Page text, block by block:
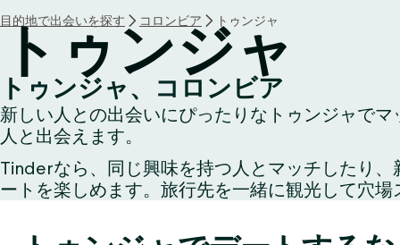
ホ
ム
ー
ジ
目的地で出会いを探す コロンビア トゥンジャ
トゥンジャ
トゥンジャ、コロンビア
新しい人との出会いにぴったりなトゥンジャで
人と出会えます。
Tinderなら、同じ興味を持つ人とマッチしたり
ートを楽しめます。旅行先を一緒に観光して穴